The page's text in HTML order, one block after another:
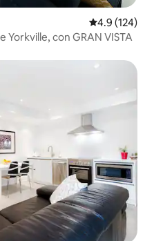
Calificación
4.9 (124)
Yorkville, con GRAN VISTA